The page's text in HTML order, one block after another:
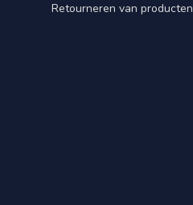
Retourneren van producten